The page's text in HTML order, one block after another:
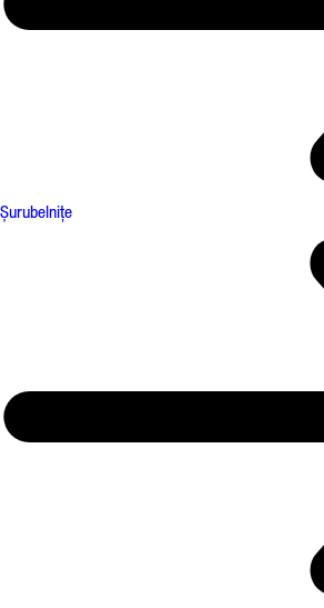
Șurubelnițe